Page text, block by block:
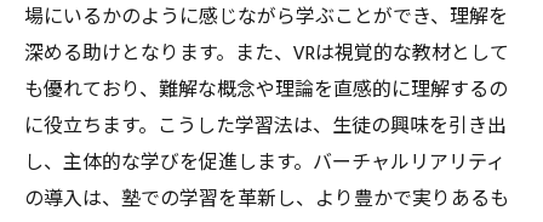
場にいるかのように感じながら学ぶことができ、理解を
深める助けとなります。また、VRは視覚的な教材として
も優れており、難解な概念や理論を直感的に理解するの
に役立ちます。こうした学習法は、生徒の興味を引き出
し、主体的な学びを促進します。バーチャルリアリティ
の導入は、塾での学習を革新し、より豊かで実りあるも